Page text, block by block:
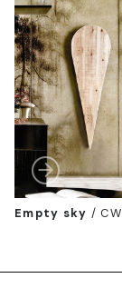
Empty sky /